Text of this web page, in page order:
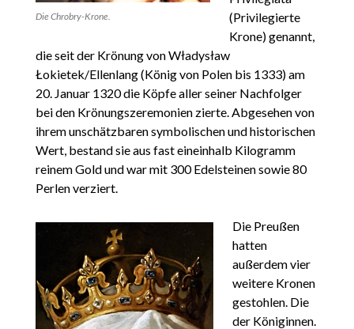
Die Chrobry-Krone.
(Privilegierte
Krone) genannt,
die seit der Krönung von Władysław
Łokietek/Ellenlang (König von Polen bis 1333) am
20. Januar 1320 die Köpfe aller seiner Nachfolger
bei den Krönungszeremonien zierte. Abgesehen von
ihrem unschätzbaren symbolischen und historischen
Wert, bestand sie aus fast eineinhalb Kilogramm
reinem Gold und war mit 300 Edelsteinen sowie 80
Perlen verziert.
Die Preußen
hatten
außerdem vier
weitere Kronen
gestohlen. Die
der Königinnen.